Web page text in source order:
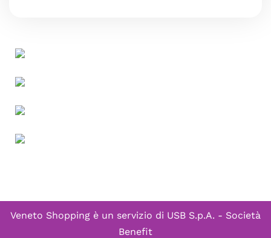
Veneto Shopping è un servizio di USB S.p.A. - Società
Benefit